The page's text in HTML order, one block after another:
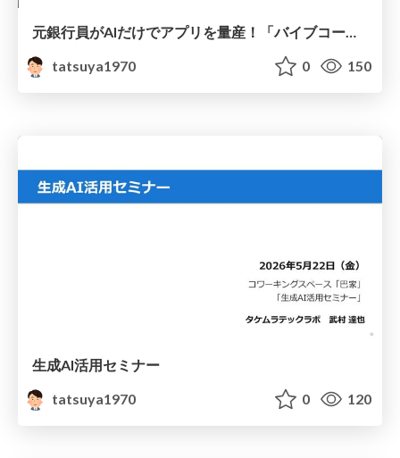
元銀行員がAIだけでアプリを量産！「バイブコーディング実演セミナー 」
tatsuya1970
0 150
生成AI活用セミナー
tatsuya1970
0 120